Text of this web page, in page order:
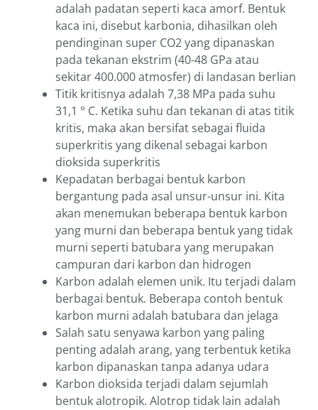
adalah padatan seperti kaca amorf. Bentuk
kaca ini, disebut karbonia, dihasilkan oleh
pendinginan super CO2 yang dipanaskan
pada tekanan ekstrim (40-48 GPa atau
sekitar 400.000 atmosfer) di landasan berlian
Titik kritisnya adalah 7,38 MPa pada suhu
31,1 ° C. Ketika suhu dan tekanan di atas titik
kritis, maka akan bersifat sebagai fluida
superkritis yang dikenal sebagai karbon
dioksida superkritis
Kepadatan berbagai bentuk karbon
bergantung pada asal unsur-unsur ini. Kita
akan menemukan beberapa bentuk karbon
yang murni dan beberapa bentuk yang tidak
murni seperti batubara yang merupakan
campuran dari karbon dan hidrogen
Karbon adalah elemen unik. Itu terjadi dalam
berbagai bentuk. Beberapa contoh bentuk
karbon murni adalah batubara dan jelaga
Salah satu senyawa karbon yang paling
penting adalah arang, yang terbentuk ketika
karbon dipanaskan tanpa adanya udara
Karbon dioksida terjadi dalam sejumlah
bentuk alotropik. Alotrop tidak lain adalah